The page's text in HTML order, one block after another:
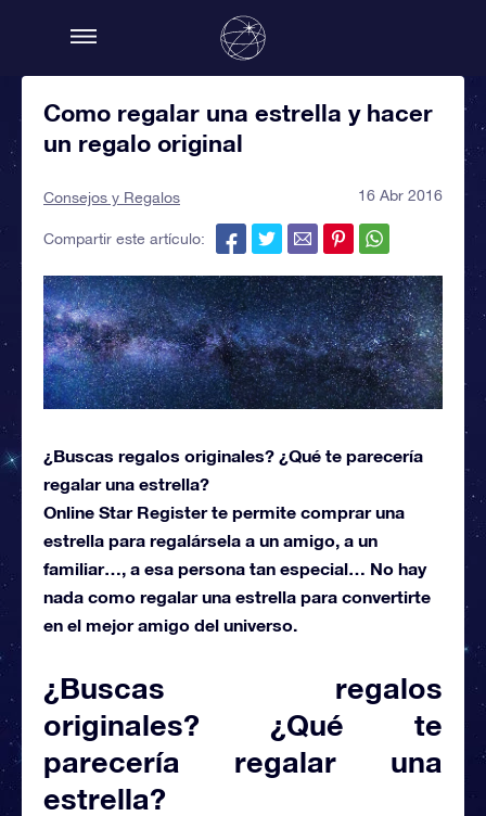
Como regalar una estrella y hacer
un regalo original
Consejos y Regalos 16 Abr 2016
Compartir este artículo:
¿Buscas regalos originales? ¿Qué te parecería
regalar una estrella?
Online Star Register te permite comprar una
estrella para regalársela a un amigo, a un
familiar…, a esa persona tan especial… No hay
nada como regalar una estrella para convertirte
en el mejor amigo del universo.
¿Buscas regalos
originales? ¿Qué te
parecería regalar una
estrella?